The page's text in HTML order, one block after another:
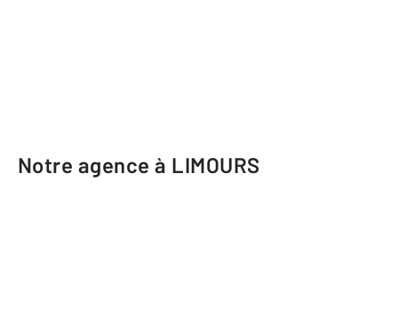
Notre agence à LIMOURS